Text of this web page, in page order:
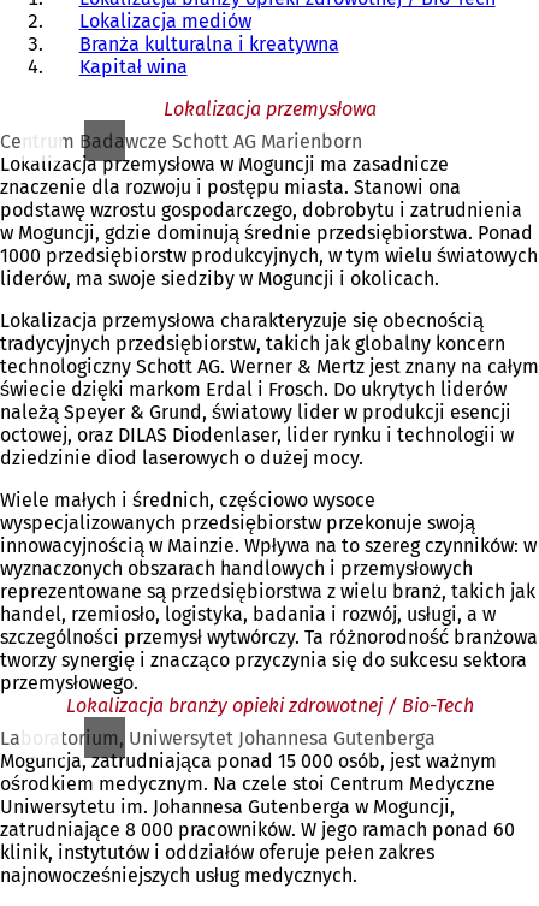
Lokalizacja mediów
Branża kulturalna i kreatywna
Kapitał wina
Lokalizacja przemysłowa
Centrum Badawcze Schott AG Marienborn
Lokalizacja przemysłowa w Moguncji ma zasadnicze
znaczenie dla rozwoju i postępu miasta. Stanowi ona
podstawę wzrostu gospodarczego, dobrobytu i zatrudnienia
w Moguncji, gdzie dominują średnie przedsiębiorstwa. Ponad
1000 przedsiębiorstw produkcyjnych, w tym wielu światowych
liderów, ma swoje siedziby w Moguncji i okolicach.
Lokalizacja przemysłowa charakteryzuje się obecnością
tradycyjnych przedsiębiorstw, takich jak globalny koncern
technologiczny Schott AG. Werner & Mertz jest znany na całym
świecie dzięki markom Erdal i Frosch. Do ukrytych liderów
należą Speyer & Grund, światowy lider w produkcji esencji
octowej, oraz DILAS Diodenlaser, lider rynku i technologii w
dziedzinie diod laserowych o dużej mocy.
Wiele małych i średnich, częściowo wysoce
wyspecjalizowanych przedsiębiorstw przekonuje swoją
innowacyjnością w Mainzie. Wpływa na to szereg czynników: w
wyznaczonych obszarach handlowych i przemysłowych
reprezentowane są przedsiębiorstwa z wielu branż, takich jak
handel, rzemiosło, logistyka, badania i rozwój, usługi, a w
szczególności przemysł wytwórczy. Ta różnorodność branżowa
tworzy synergię i znacząco przyczynia się do sukcesu sektora
przemysłowego.
Lokalizacja branży opieki zdrowotnej / Bio-Tech
Laboratorium, Uniwersytet Johannesa Gutenberga
Moguncja, zatrudniająca ponad 15 000 osób, jest ważnym
ośrodkiem medycznym. Na czele stoi Centrum Medyczne
Uniwersytetu im. Johannesa Gutenberga w Moguncji,
zatrudniające 8 000 pracowników. W jego ramach ponad 60
klinik, instytutów i oddziałów oferuje pełen zakres
najnowocześniejszych usług medycznych.